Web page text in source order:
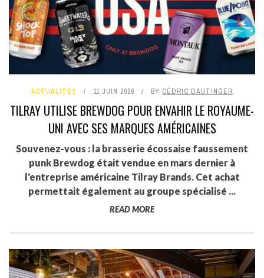
ACTUALITÉS 11 JUIN 2026 BY CÉDRIC DAUTINGER
TILRAY UTILISE BREWDOG POUR ENVAHIR LE ROYAUME-
UNI AVEC SES MARQUES AMÉRICAINES
Souvenez-vous : la brasserie écossaise faussement
punk Brewdog était vendue en mars dernier à
l'entreprise américaine Tilray Brands. Cet achat
permettait également au groupe spécialisé ...
READ MORE